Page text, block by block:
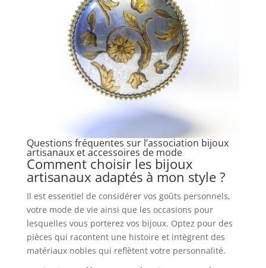
Questions fréquentes sur l’association bijoux
artisanaux et accessoires de mode
Comment choisir les bijoux
artisanaux adaptés à mon style ?
Il est essentiel de considérer vos goûts personnels,
votre mode de vie ainsi que les occasions pour
lesquelles vous porterez vos bijoux. Optez pour des
pièces qui racontent une histoire et intègrent des
matériaux nobles qui reflètent votre personnalité.